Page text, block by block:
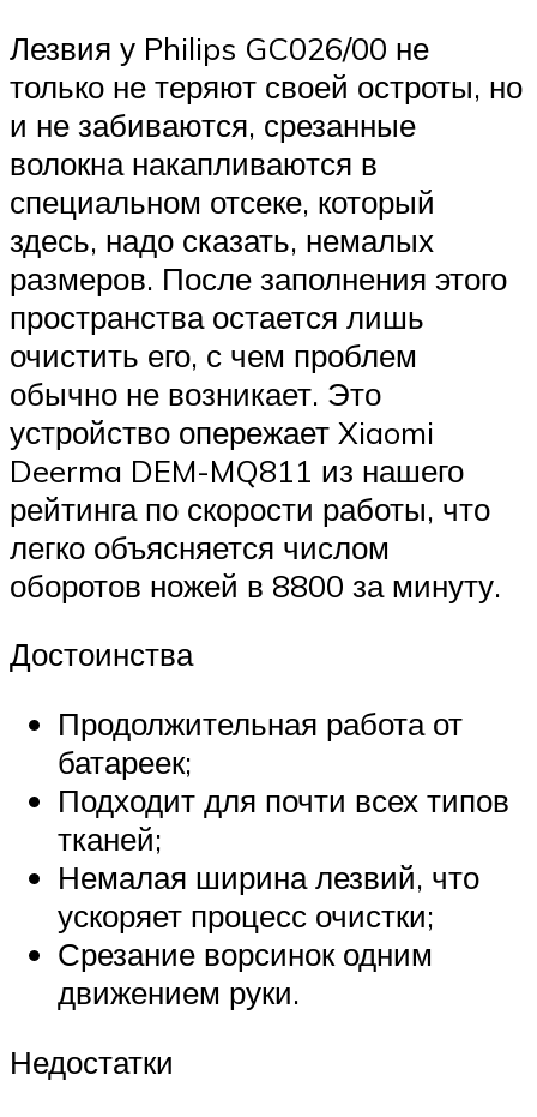
Лезвия у Philips GC026/00 не
только не теряют своей остроты, но
и не забиваются, срезанные
волокна накапливаются в
специальном отсеке, который
здесь, надо сказать, немалых
размеров. После заполнения этого
пространства остается лишь
очистить его, с чем проблем
обычно не возникает. Это
устройство опережает Xiaomi
Deerma DEM-MQ811 из нашего
рейтинга по скорости работы, что
легко объясняется числом
оборотов ножей в 8800 за минуту.
Достоинства
Продолжительная работа от
батареек;
Подходит для почти всех типов
тканей;
Немалая ширина лезвий, что
ускоряет процесс очистки;
Срезание ворсинок одним
движением руки.
Недостатки